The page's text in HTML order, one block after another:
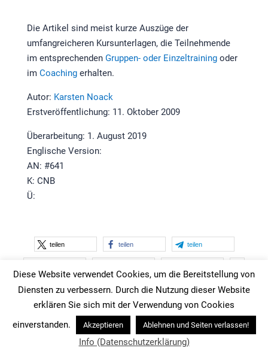
Die Artikel sind meist kurze Auszüge der
umfangreicheren Kursunterlagen, die Teilnehmende
im entsprechenden Gruppen- oder Einzeltrainingoder
im Coachingerhalten.
Autor: Karsten Noack
Erstveröffentlichung: 11. Oktober 2009
Überarbeitung: 1. August 2019
Englische Version:
AN: #641
K: CNB
Ü:
teilen teilen teilen
teilen teilen RSS-feed
Navigation
Angebot: Coaching, Training, Beratung
Diese Website verwendet Cookies, um die Bereitstellung von
Diensten zu verbessern. Durch die Nutzung dieser Website
erklären Sie sich mit der Verwendung von Cookies
einverstanden.
Akzeptieren Ablehnen und Seiten verlassen!
Info (Datenschutzerklärung)